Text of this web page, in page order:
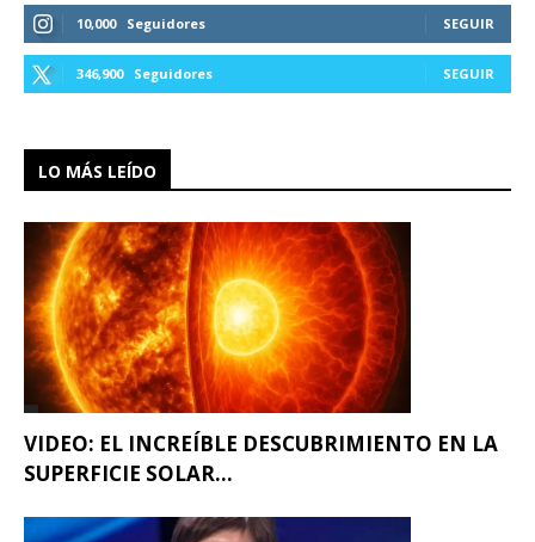
10,000 Seguidores SEGUIR
346,900 Seguidores SEGUIR
LO MÁS LEÍDO
VIDEO: EL INCREÍBLE DESCUBRIMIENTO EN LA
SUPERFICIE SOLAR...